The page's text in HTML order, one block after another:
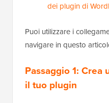
dei plugin di
Puoi utilizzare i
navigare in questo
Passaggio 1:
il tuo plugin